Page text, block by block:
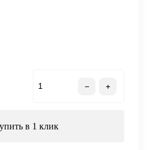
в 1 клик